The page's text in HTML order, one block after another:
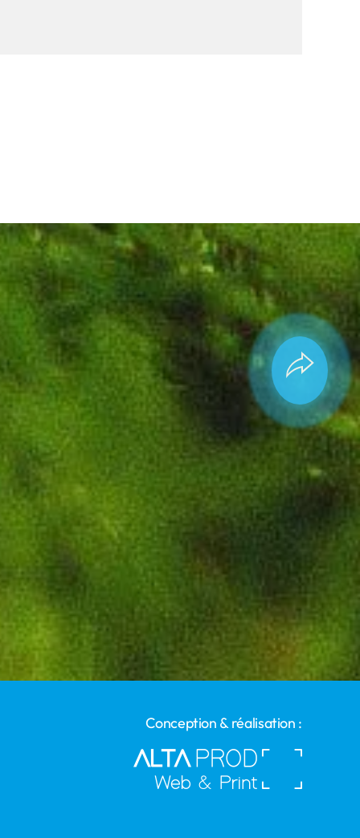
Conception & réalisation :